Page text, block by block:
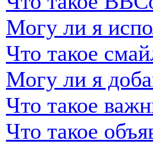
Могу ли я
Что такое
Могу ли я
Что такое
Что такое